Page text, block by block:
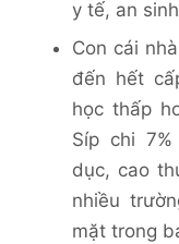
y tế, an
Con cái
đến hết
học thấp
Síp chi
dục, cao
nhiều
mặt trong